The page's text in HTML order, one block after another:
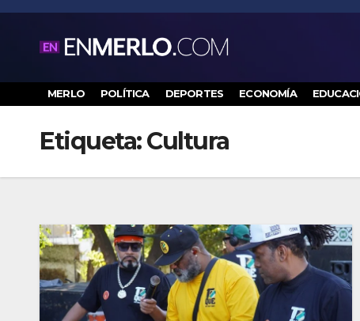
Saltar
contenido
MERLO POLÍTICA DEPORTES ECONOMÍA
Etiqueta:Cultura